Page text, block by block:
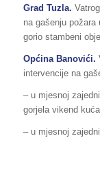
Grad Tuzla.
na gašenju
gorio stambeni
Općina Banovići.
intervencije na
– u mjesnoj
gorjela vikend
– u mjesnoj